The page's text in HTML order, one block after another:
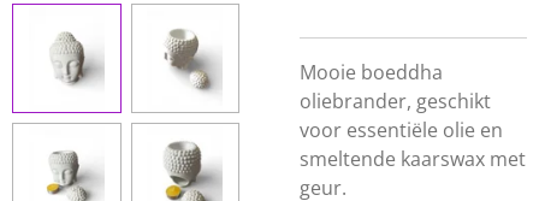
Mooie boeddha
oliebrander, geschikt
voor essentiële olie en
smeltende kaarswax met
geur.